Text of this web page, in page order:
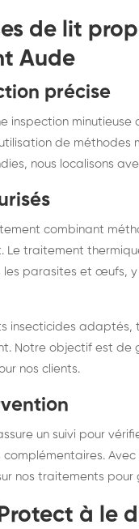
de lit
Aude
précise
inspection
de
nous localisons
combinant
Le traitement
parasites et œufs,
insecticides adaptés,
Notre objectif est
nos clients.
un suivi pour
nos traitements
à le